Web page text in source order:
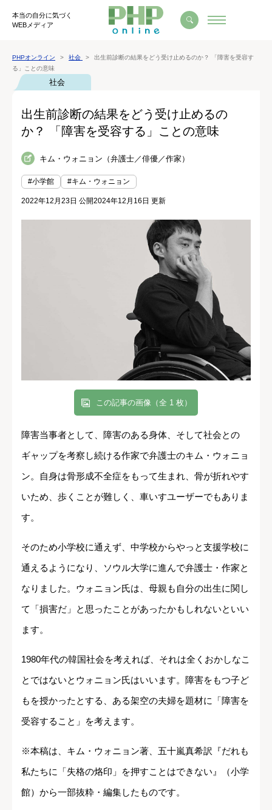
本当の自分に気づく
WEBメディア
PHPオンライン 社会
出生前診断の結果をどう受け止めるのか？ 「障害を受容す
る」ことの意味
社会
出生前診断の結果をどう受け止めるの
か？ 「障害を受容する」ことの意味
キム・ウォニョン（弁護士／俳優／作家）
#小学館 #キム・ウォニョン
2022年12月23日 公開2024年12月16日 更新
この記事の画像（全 1 枚）
障害当事者として、障害のある身体、そして社会との
ギャップを考察し続ける作家で弁護士のキム・ウォニョ
ン。自身は骨形成不全症をもって生まれ、骨が折れやす
いため、歩くことが難しく、車いすユーザーでもありま
す。
そのため小学校に通えず、中学校からやっと支援学校に
通えるようになり、ソウル大学に進んで弁護士・作家と
なりました。ウォニョン氏は、母親も自分の出生に関し
て「損害だ」と思ったことがあったかもしれないといい
ます。
1980年代の韓国社会を考えれば、それは全くおかしなこ
とではないとウォニョン氏はいいます。障害をもつ子ど
もを授かったとする、ある架空の夫婦を題材に「障害を
受容すること」を考えます。
※本稿は、キム・ウォニョン著、五十嵐真希訳『だれも
私たちに「失格の烙印」を押すことはできない』（小学
館）から一部抜粋・編集したものです。